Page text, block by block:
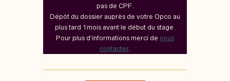
pas de CPF.
Dépôt du dossier auprès de votre Opco au
plus tard 1mois avant le début du stage.
Pour plus d’informations merci de nous
contacter.